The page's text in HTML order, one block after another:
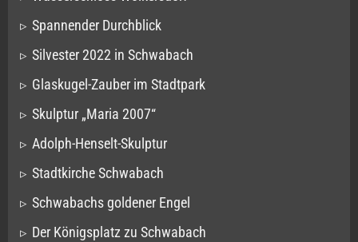
Spannender Durchblick
Silvester 2022 in Schwabach
Glaskugel-Zauber im Stadtpark
Skulptur „Maria 2007“
Adolph-Henselt-Skulptur
Stadtkirche Schwabach
Schwabachs goldener Engel
Der Königsplatz zu Schwabach